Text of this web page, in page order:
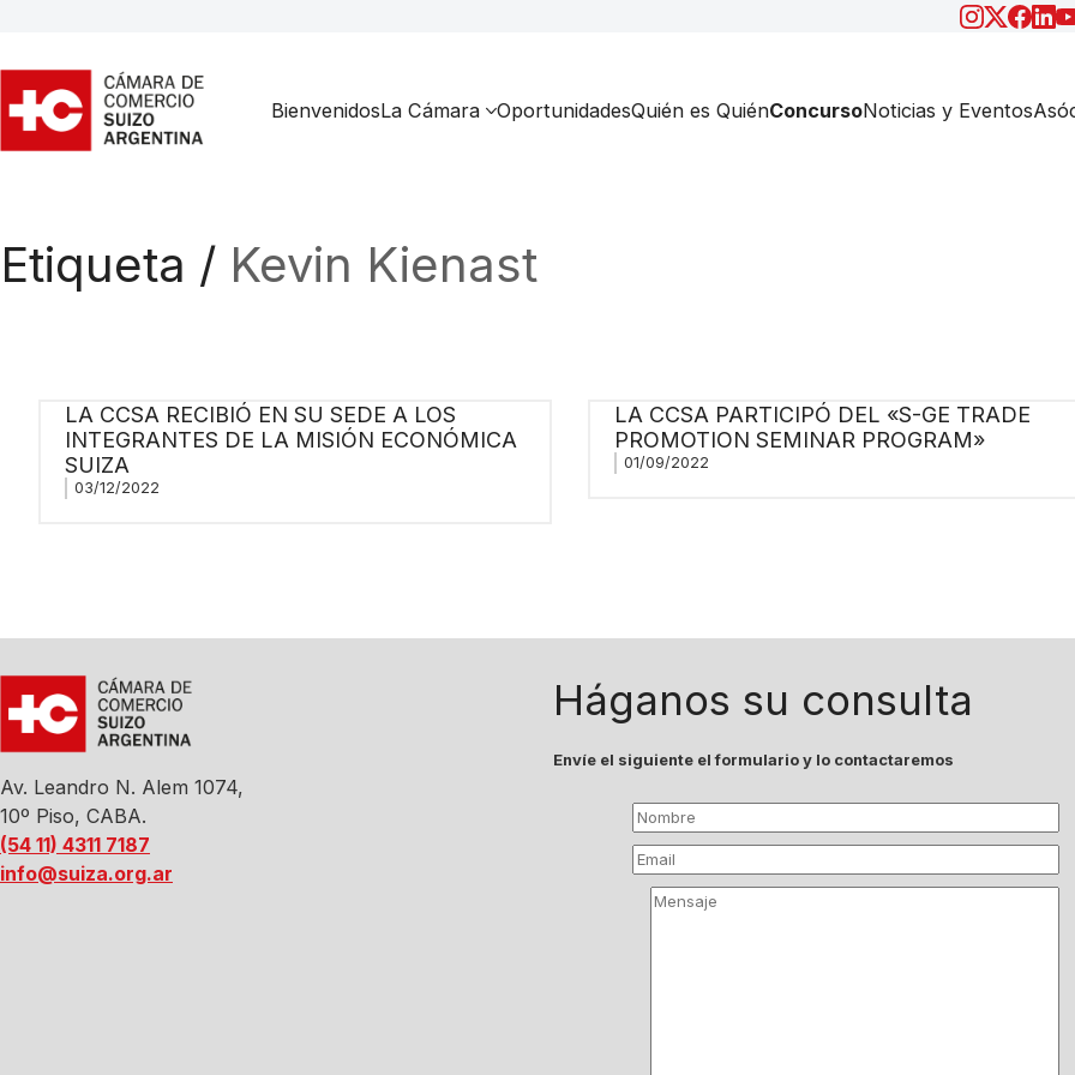
BienvenidosLa Cámara OportunidadesQuién es QuiénConcursoNoticias y Eventos
Etiqueta / Kevin Kienast
LA CCSA RECIBIÓ EN SU SEDE A LOS
INTEGRANTES DE LA MISIÓN ECONÓMICA
SUIZA
03/12/2022
LA CCSA PARTICIPÓ DEL «S-GE TRADE
PROMOTION SEMINAR PROGRAM»
01/09/2022
Av. Leandro N. Alem 1074,
10º Piso, CABA.
(54 11) 4311 7187
info@suiza.org.ar
Háganos su consulta
Envíe el siguiente el formulario y lo contactaremos